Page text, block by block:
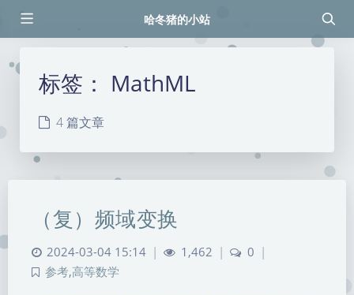
哈冬猪的小站
标签： MathML
4 篇文章
（复）频域变换
2024-03-04 15:14 | 1,462 | 0 |
参考,高等数学